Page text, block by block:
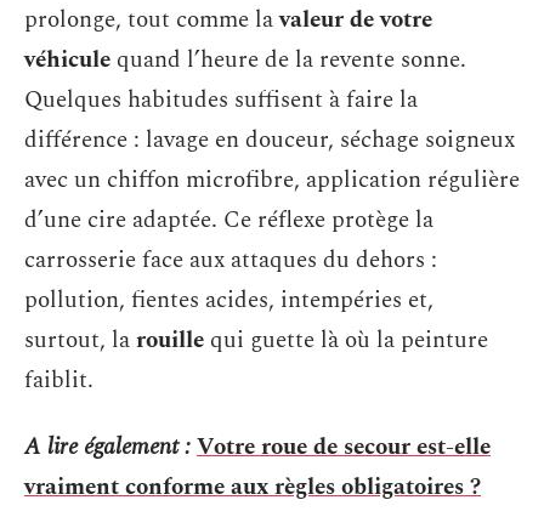
prolonge, tout comme lavaleur de votre
véhicule quand l’heure de la revente sonne.
Quelques habitudes suffisent à faire la
différence : lavage en douceur, séchage soigneux
avec un chiffon microfibre, application régulière
d’une cire adaptée. Ce réflexe protège la
carrosserie face aux attaques du dehors :
pollution, fientes acides, intempéries et,
surtout, larouille qui guette là où la peinture
faiblit.
A lire également :Votre roue de secour est-elle
vraiment conforme aux règles obligatoires ?